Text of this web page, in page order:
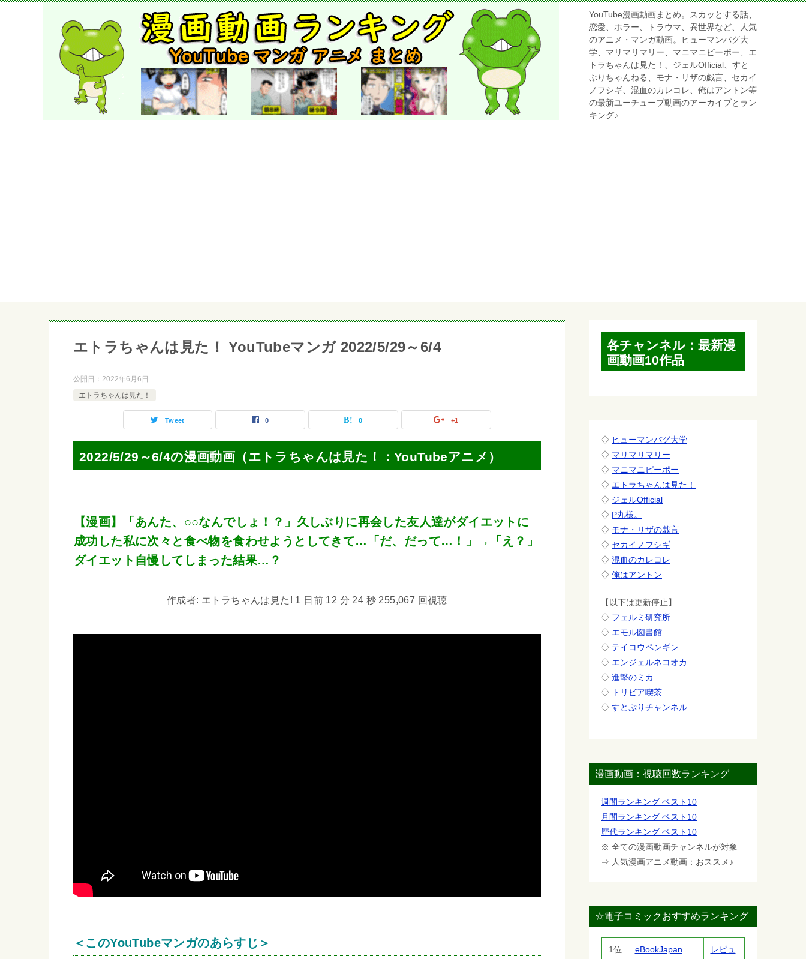
YouTube漫画動画まとめ。スカッとする話、
恋愛、ホラー、トラウマ、異世界など、人気
のアニメ・マンガ動画。ヒューマンバグ大
学、マリマリマリー、マニマニピーポー、エ
トラちゃんは見た！、ジェルOfficial、すと
ぷりちゃんねる、モナ・リザの戯言、セカイ
ノフシギ、混血のカレコレ、俺はアントン等
の最新ユーチューブ動画のアーカイブとラン
キング♪
エトラちゃんは見た！ YouTubeマンガ 2022/5/29～6/4
公開日： 2022年6月6日
エトラちゃんは見た！
Tweet 0 0 +1
2022/5/29～6/4の漫画動画（エトラちゃんは見た！：YouTubeアニメ）
【漫画】「あんた、○○なんでしょ！？」久しぶりに再会した友人達がダイエットに
成功した私に次々と食べ物を食わせようとしてきて…「だ、だって…！」→「え？」
ダイエット自慢してしまった結果…？
作成者: エトラちゃんは見た! 1 日前 12 分 24 秒 255,067 回視聴
＜このYouTubeマンガのあらすじ＞
各チャンネル：最新漫
画動画10作品
◇ ヒューマンバグ大学
◇ マリマリマリー
◇ マニマニピーポー
◇ エトラちゃんは見た！
◇ ジェルOfficial
◇ P丸様。
◇ モナ・リザの戯言
◇ セカイノフシギ
◇ 混血のカレコレ
◇ 俺はアントン
【以下は更新停止】
◇ フェルミ研究所
◇ エモル図書館
◇ テイコウペンギン
◇ エンジェルネコオカ
◇ 進撃のミカ
◇ トリビア喫茶
◇ すとぷりチャンネル
漫画動画：視聴回数ランキング
週間ランキング ベスト10
月間ランキング ベスト10
歴代ランキング ベスト10
※ 全ての漫画動画チャンネルが対象
⇒ 人気漫画アニメ動画：おススメ♪
☆電子コミックおすすめランキング
1位 eBookJapan
レビュ